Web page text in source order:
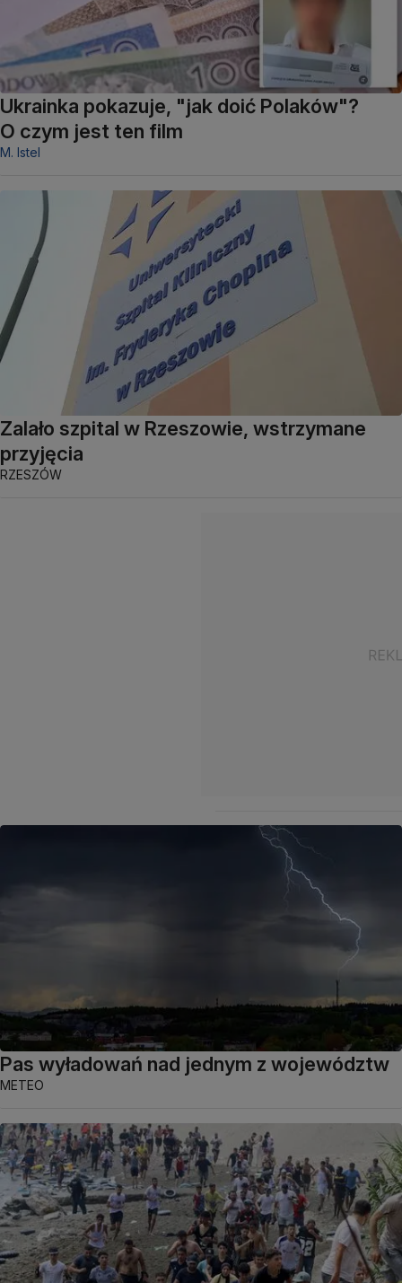
Ukrainka pokazuje, "jak doić Polaków"?
O czym jest ten film
M. Istel
Zalało szpital w Rzeszowie, wstrzymane
przyjęcia
RZESZÓW
Pas wyładowań nad jednym z województw
METEO